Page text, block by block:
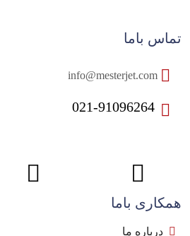
تماس باما
021-91096264
همکاری باما
درباره ما